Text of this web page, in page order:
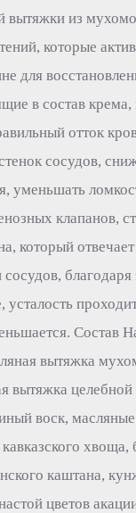
вытяжки из
которые
для
в состав крема,
отток
сосудов,
уменьшать
клапанов,
который
усталость
Состав
вытяжка
вытяжка целебной
воск,
хвоща,
каштана,
цветов